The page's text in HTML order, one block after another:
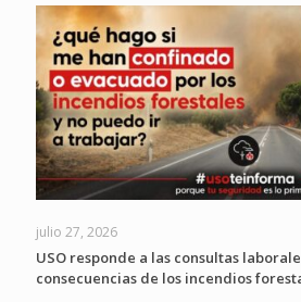
julio 27, 2026
USO responde a las consultas
consecuencias de los incendios